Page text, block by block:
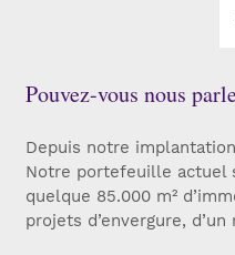
Pouvez-vous nous
Depuis notre
Notre portefeuille actuel
quelque 85.000 m²
projets d’envergure,